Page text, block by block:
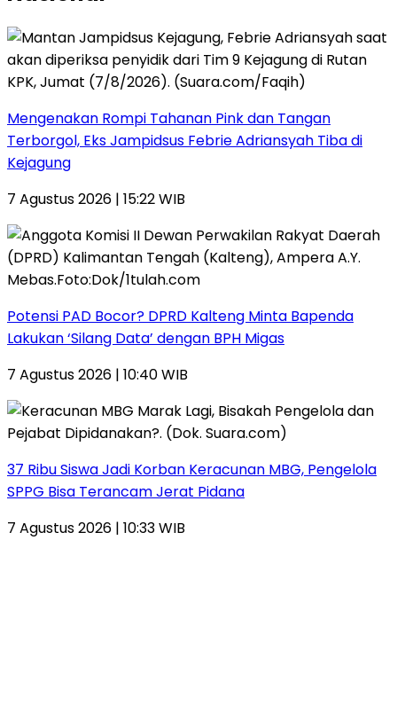
Mengenakan Rompi Tahanan Pink dan Tangan
Terborgol, Eks Jampidsus Febrie Adriansyah Tiba di
Kejagung
7 Agustus 2026 | 15:22 WIB
Potensi PAD Bocor? DPRD Kalteng Minta Bapenda
Lakukan ‘Silang Data’ dengan BPH Migas
7 Agustus 2026 | 10:40 WIB
37 Ribu Siswa Jadi Korban Keracunan MBG, Pengelola
SPPG Bisa Terancam Jerat Pidana
7 Agustus 2026 | 10:33 WIB